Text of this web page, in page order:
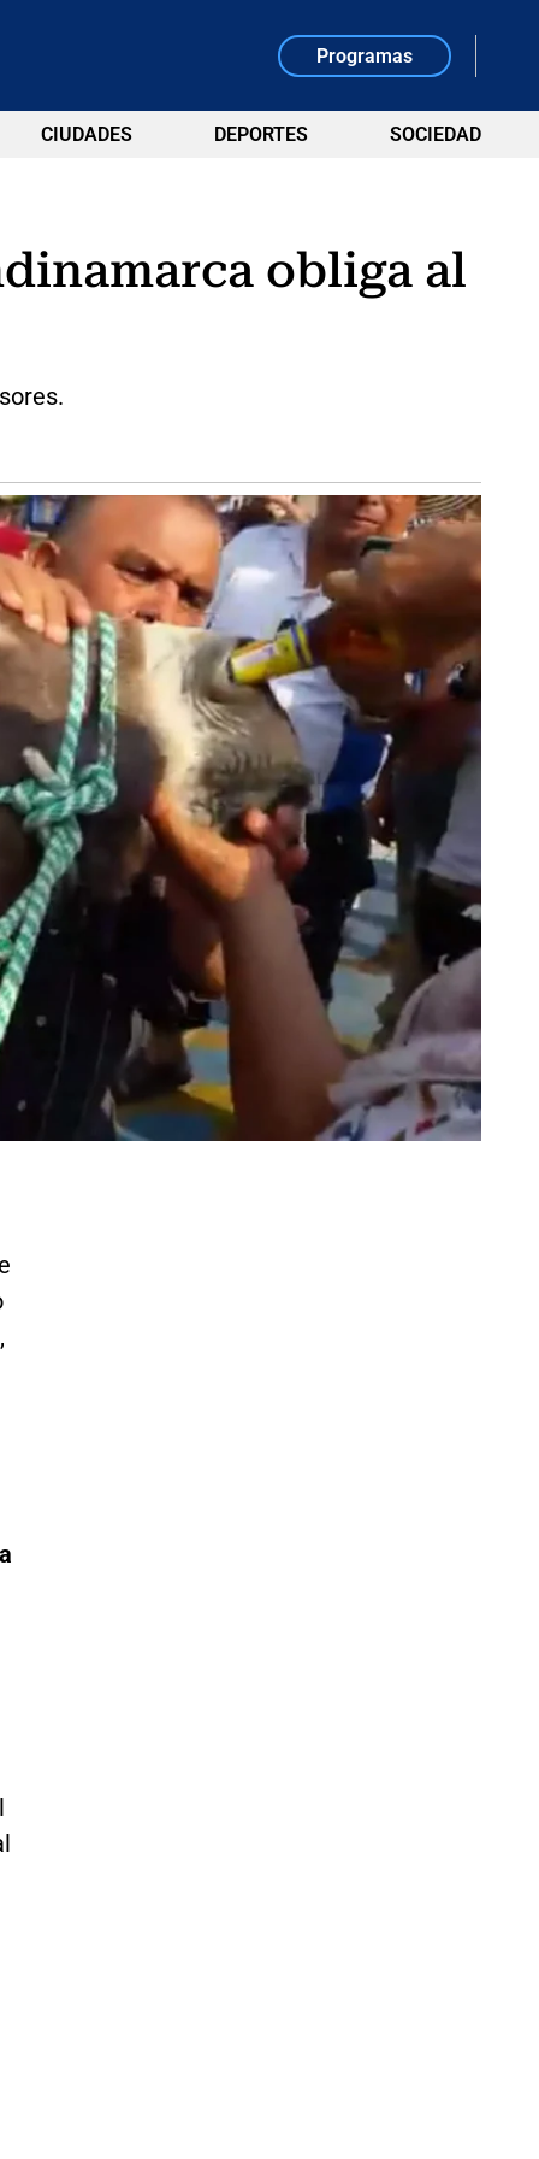
Programas
CIUDADES DEPORTES SOCIEDAD
obliga al